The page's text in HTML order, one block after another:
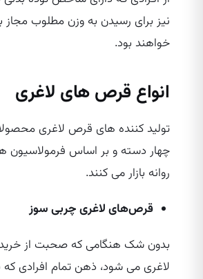
نیز برای رسیدن به وزن مطلوب
خواهند بود.
انواع قرص‌ های لاغری
تولید کننده های قرص لاغری
چهار دسته و بر اساس فرمولاسیون‌
روانه بازار می‌ کنند.
قرص‌های لاغری چربی سوز
بدون شک هنگامی که صحبت از
لاغری می‌ شود، ذهن تمام افرادی که